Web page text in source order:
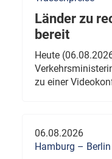
Länder zu
bereit
Heute
zu einer
06.08.2026
Hamburg – Berlin